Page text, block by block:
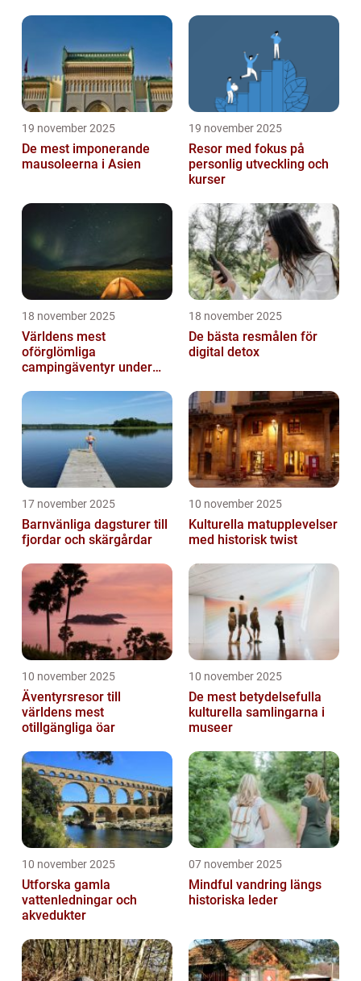
19 november 2025
De mest imponerande
mausoleerna i Asien
19 november 2025
Resor med fokus på
personlig utveckling och
kurser
18 november 2025
Världens mest
oförglömliga
campingäventyr under
18 november 2025
De bästa resmålen för
digital detox
17 november 2025
Barnvänliga dagsturer till
fjordar och skärgårdar
10 november 2025
Kulturella matupplevelser
med historisk twist
10 november 2025
Äventyrsresor till
världens mest
otillgängliga öar
10 november 2025
De mest betydelsefulla
kulturella samlingarna i
museer
10 november 2025
Utforska gamla
vattenledningar och
akvedukter
07 november 2025
Mindful vandring längs
historiska leder